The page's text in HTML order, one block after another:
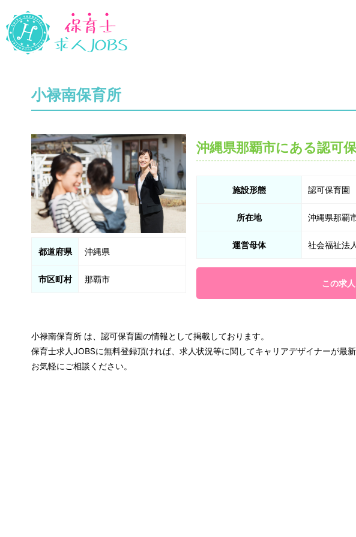
小禄南保育所
都道府県 沖縄県
市区町村 那覇市
沖縄県那覇市にある認可保
施設形態 認可保育園
所在地 沖縄県那覇
運営母体 社会福祉法
この求
小禄南保育所 は、認可保育園の情報として掲載しております。
保育士求人JOBSに無料登録頂ければ、求人状況等に関してキャリアデザイナーが最
お気軽にご相談ください。